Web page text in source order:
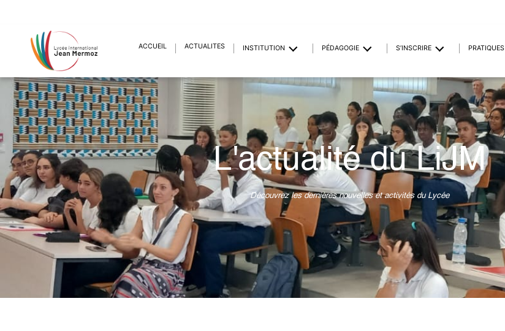
ACCUEIL ACTUALITÉS INSTITUTION PÉDAGOGIE S’INSCRIRE PRATIQUES
L'actualité du LiJM
Découvrez les dernières nouvelles et activités du Lycée